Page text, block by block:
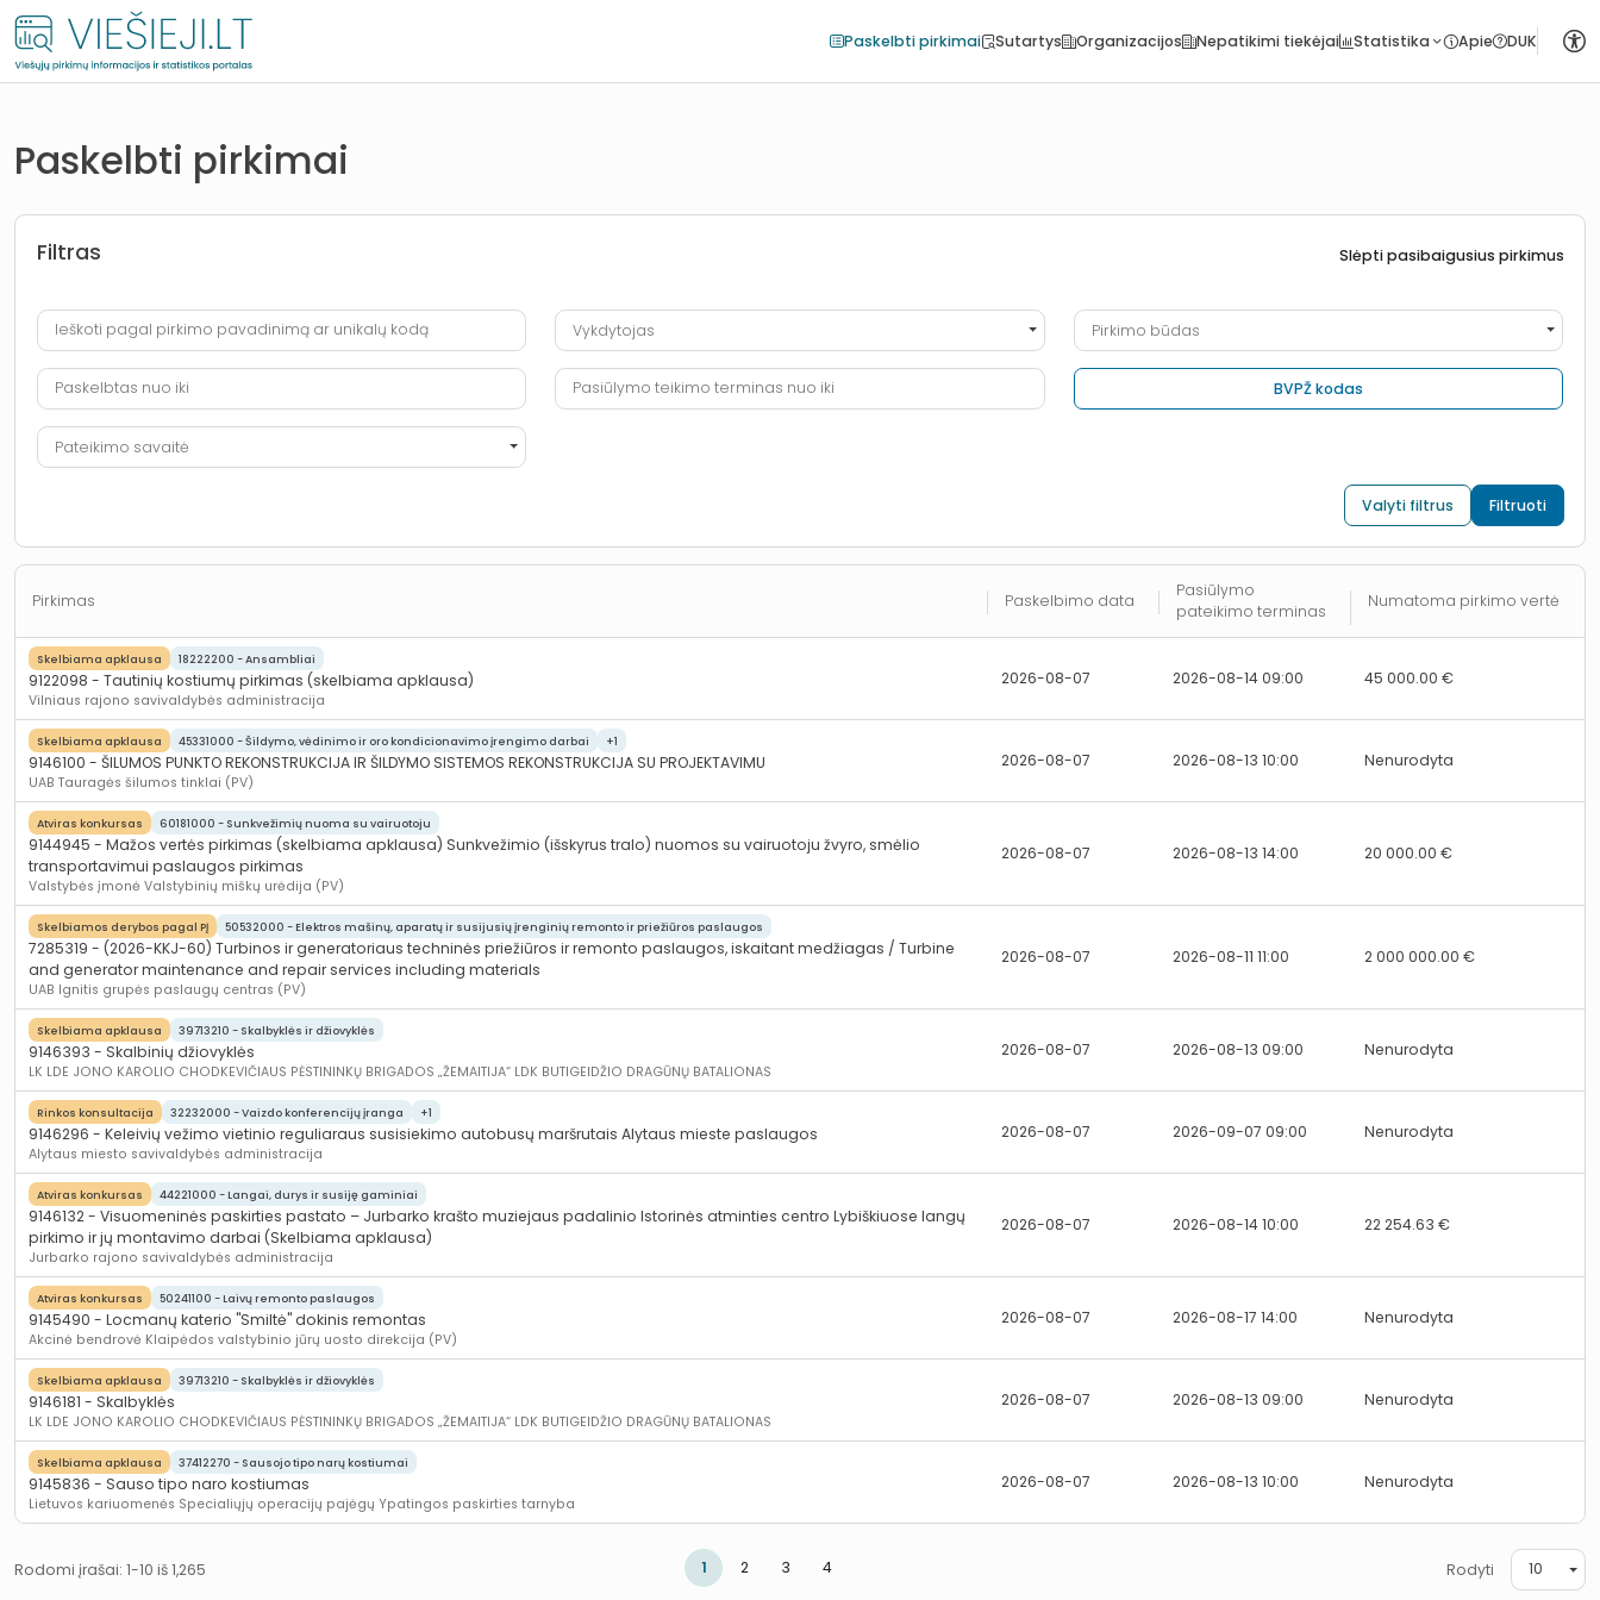
Paskelbti pirkimai Sutartys Organizacijos Nepatikimi tiekėjai Statistika Apie DUK
Paskelbti pirkimai
Filtras Slėpti pasibaigusius pirkimus
Ieškoti pagal pirkimo pavadinimą ar unikalų kodą
Paskelbtas nuo iki
Pateikimo savaitė
Pateikimo savaitė
Vykdytojas
Vykdytojas
Pasiūlymo teikimo terminas nuo iki
Pirkimo būdas
Pirkimo būdas
BVPŽ kodas
Filtruoti
Valyti filtrus
Pirkimas Paskelbimo data
Pasiūlymo
pateikimo terminas
Numatoma pirkimo vertė
Skelbiama apklausa 18222200 - Ansambliai
9122098 - Tautinių kostiumų pirkimas (skelbiama apklausa)
Vilniaus rajono savivaldybės administracija
2026-08-07 2026-08-14 09:00 45 000.00 €
Skelbiama apklausa 45331000 - Šildymo, vėdinimo ir oro kondicionavimo įrengimo darbai +1
9146100 - ŠILUMOS PUNKTO REKONSTRUKCIJA IR ŠILDYMO SISTEMOS REKONSTRUKCIJA SU PROJEKTAVIMU
UAB Tauragės šilumos tinklai (PV)
2026-08-07 2026-08-13 10:00 Nenurodyta
Atviras konkursas 60181000 - Sunkvežimių nuoma su vairuotoju
9144945 - Mažos vertės pirkimas (skelbiama apklausa) Sunkvežimio (išskyrus tralo) nuomos su vairuotoju žvyro, smėlio
transportavimui paslaugos pirkimas
Valstybės įmonė Valstybinių miškų urėdija (PV)
2026-08-07 2026-08-13 14:00 20 000.00 €
Skelbiamos derybos pagal PĮ 50532000 - Elektros mašinų, aparatų ir susijusių įrenginių remonto ir priežiūros paslaugos
7285319 - (2026-KKJ-60) Turbinos ir generatoriaus techninės priežiūros ir remonto paslaugos, iskaitant medžiagas / Turbine
and generator maintenance and repair services including materials
UAB Ignitis grupės paslaugų centras (PV)
2026-08-07 2026-08-11 11:00 2 000 000.00 €
Skelbiama apklausa 39713210 - Skalbyklės ir džiovyklės
9146393 - Skalbinių džiovyklės
LK LDE JONO KAROLIO CHODKEVIČIAUS PĖSTININKŲ BRIGADOS „ŽEMAITIJA“ LDK BUTIGEIDŽIO DRAGŪNŲ BATALIONAS
2026-08-07 2026-08-13 09:00 Nenurodyta
Rinkos konsultacija 32232000 - Vaizdo konferencijų įranga +1
9146296 - Keleivių vežimo vietinio reguliaraus susisiekimo autobusų maršrutais Alytaus mieste paslaugos
Alytaus miesto savivaldybės administracija
2026-08-07 2026-09-07 09:00 Nenurodyta
Atviras konkursas 44221000 - Langai, durys ir susiję gaminiai
9146132 - Visuomeninės paskirties pastato – Jurbarko krašto muziejaus padalinio Istorinės atminties centro Lybiškiuose langų
pirkimo ir jų montavimo darbai (Skelbiama apklausa)
Jurbarko rajono savivaldybės administracija
2026-08-07 2026-08-14 10:00 22 254.63 €
Atviras konkursas 50241100 - Laivų remonto paslaugos
9145490 - Locmanų katerio "Smiltė" dokinis remontas
Akcinė bendrovė Klaipėdos valstybinio jūrų uosto direkcija (PV)
2026-08-07 2026-08-17 14:00 Nenurodyta
Skelbiama apklausa 39713210 - Skalbyklės ir džiovyklės
9146181 - Skalbyklės
LK LDE JONO KAROLIO CHODKEVIČIAUS PĖSTININKŲ BRIGADOS „ŽEMAITIJA“ LDK BUTIGEIDŽIO DRAGŪNŲ BATALIONAS
2026-08-07 2026-08-13 09:00 Nenurodyta
Skelbiama apklausa 37412270 - Sausojo tipo narų kostiumai
9145836 - Sauso tipo naro kostiumas
Lietuvos kariuomenės Specialiųjų operacijų pajėgų Ypatingos paskirties tarnyba
2026-08-07 2026-08-13 10:00 Nenurodyta
Rodomi įrašai: 1-10 iš1,265 1Puslapis 1
2Puslapis 2
3Puslapis 3
4Puslapis 4 Rodyti 10